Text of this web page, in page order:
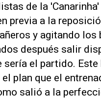
de la
previa a la
y agitando los
después salir
sería el partido.
plan que el
salió a la